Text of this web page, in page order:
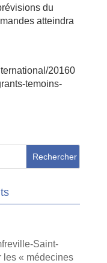
du
atteindra
20160
temoins-
Saint-
les « médecines